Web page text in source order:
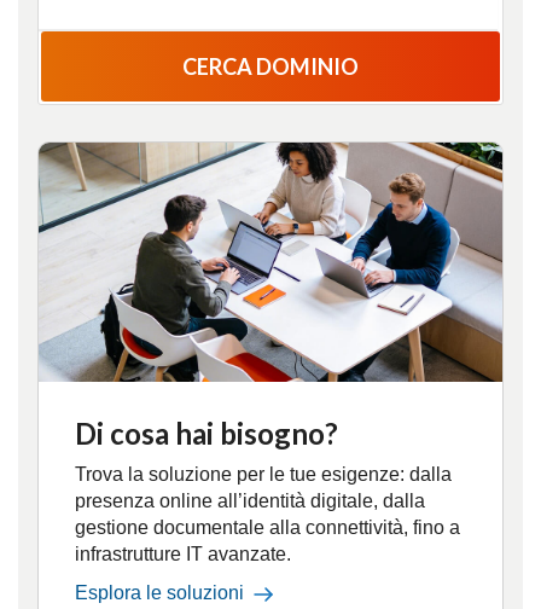
CERCA DOMINIO
Di cosa hai bisogno?
Trova la soluzione per le tue esigenze: dalla
presenza online all’identità digitale, dalla
gestione documentale alla connettività, fino a
infrastrutture IT avanzate.
Esplora le soluzioni